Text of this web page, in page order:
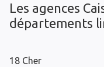
Les agences
départements
18 Cher